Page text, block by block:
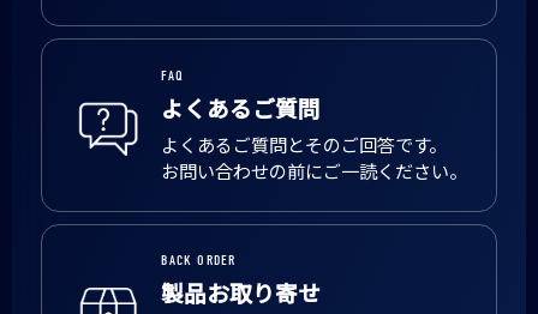
FAQ
よくあるご質問
よくあるご質問とそのご回答です。
お問い合わせの前にご一読ください。
BACK ORDER
製品お取り寄せ